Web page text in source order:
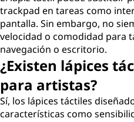
trackpad en tareas como
pantalla. Sin embargo, no
velocidad o comodidad para
navegación o escritorio.
¿Existen lápices
para artistas?
Sí, los lápices táctiles
características como